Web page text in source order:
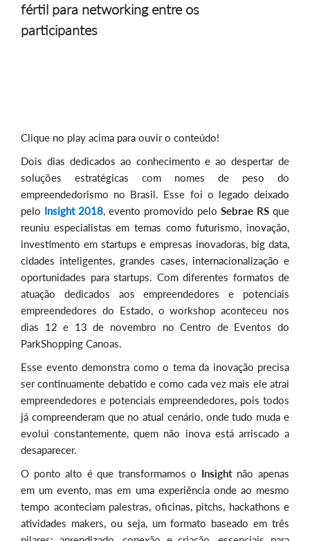
fértil para networking entre os
participantes
Clique no play acima para ouvir o conteúdo!
Dois dias dedicados ao conhecimento e ao despertar de
soluções estratégicas com nomes de peso do
empreendedorismo no Brasil. Esse foi o legado deixado
pelo Insight 2018, evento promovido pelo Sebrae RS que
reuniu especialistas em temas como futurismo, inovação,
investimento em startups e empresas inovadoras, big data,
cidades inteligentes, grandes cases, internacionalização e
oportunidades para startups. Com diferentes formatos de
atuação dedicados aos empreendedores e potenciais
empreendedores do Estado, o workshop aconteceu nos
dias 12 e 13 de novembro no Centro de Eventos do
ParkShopping Canoas.
Esse evento demonstra como o tema da inovação precisa
ser continuamente debatido e como cada vez mais ele atrai
empreendedores e potenciais empreendedores, pois todos
já compreenderam que no atual cenário, onde tudo muda e
evolui constantemente, quem não inova está arriscado a
desaparecer.
O ponto alto é que transformamos o Insightnão apenas
em um evento, mas em uma experiência onde ao mesmo
tempo aconteciam palestras, oficinas, pitchs, hackathons e
atividades makers, ou seja, um formato baseado em três